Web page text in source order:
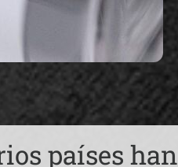
países han